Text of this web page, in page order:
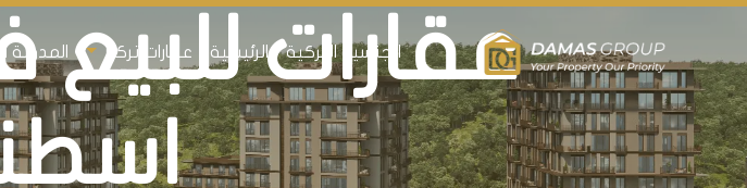
الجنسية التركية الرئيسية عقارات تركيا المدونة
عقارات